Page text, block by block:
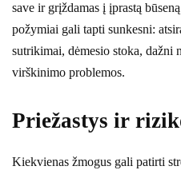
save ir grįždamas į įprastą
požymiai gali tapti sunkesni:
sutrikimai, dėmesio stoka, dažni
virškinimo problemos.
Priežastys ir
Kiekvienas žmogus gali patirti